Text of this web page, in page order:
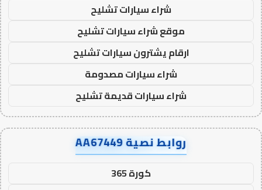
شراء سيارات تشليح
موقع شراء سيارات تشليح
ارقام يشترون سيارات تشليح
شراء سيارات مصدومة
شراء سيارات قديمة تشليح
روابط نصية AA67449
كورة 365